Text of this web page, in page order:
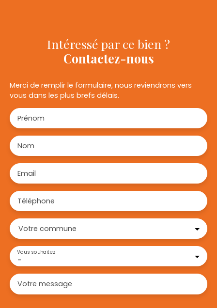
Intéressé par ce bien ?
Contactez-nous
Merci de remplir le formulaire, nous reviendrons vers
vous dans les plus brefs délais.
Prénom
Nom
Email
Téléphone
Votre commune
-
Vous souhaitez
Votre message